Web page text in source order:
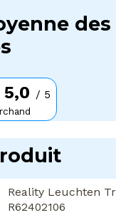
des
5,0 / 5
Reality Leuchten
R62402106